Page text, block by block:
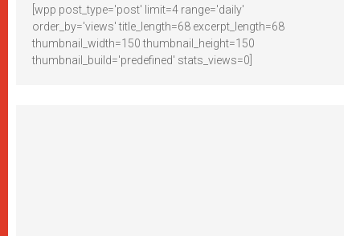
[wpp post_type='post' limit=4 range='daily'
order_by='views' title_length=68 excerpt_length=68
thumbnail_width=150 thumbnail_height=150
thumbnail_build='predefined' stats_views=0]